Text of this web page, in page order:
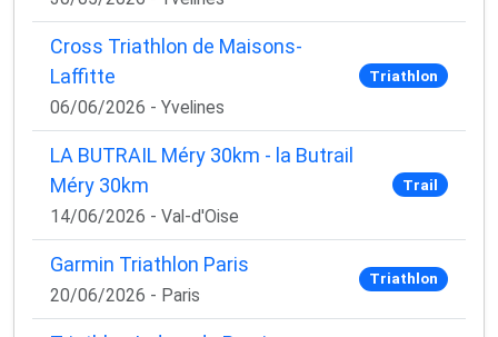
Cross Triathlon de Maisons-
Laffitte
06/06/2026 - Yvelines
Triathlon
LA BUTRAIL Méry 30km - la Butrail
Méry 30km
14/06/2026 - Val-d'Oise
Trail
Garmin Triathlon Paris
20/06/2026 - Paris
Triathlon